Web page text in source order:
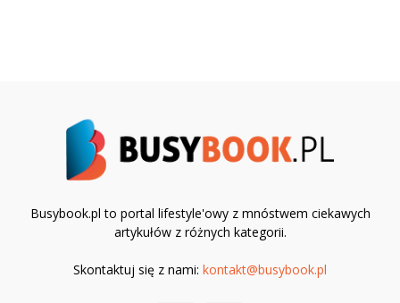
Busybook.pl to portal lifestyle'owy z mnóstwem ciekawych
artykułów z różnych kategorii.
Skontaktuj się z nami: kontakt@busybook.pl